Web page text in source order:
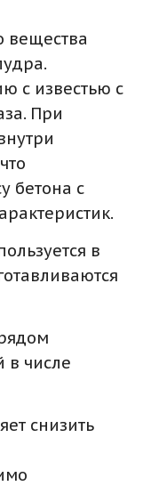
вещества
с известью с
При
бетона с
в
в числе
снизить